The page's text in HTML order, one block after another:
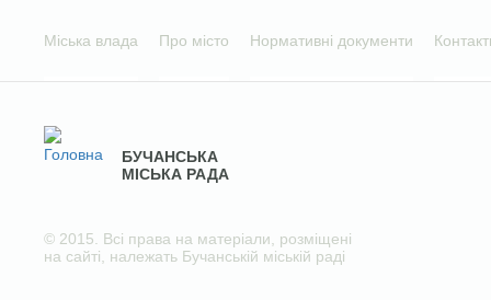
Міська влада Про місто Нормативні документи
БУЧАНСЬКА
МІСЬКА РАДА
© 2015. Всі права на матеріали, розміщені
на сайті, належать Бучанській міській раді